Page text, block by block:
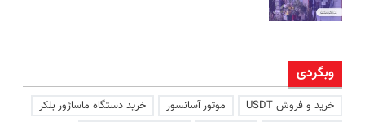
وبگردی
خرید و فروش USDT موتور آسانسور
خرید دستگاه ماساژور بلکر